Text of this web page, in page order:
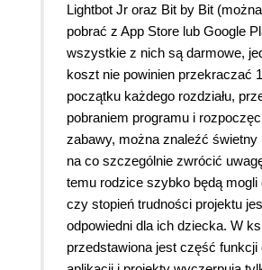
Lightbot Jr oraz Bit by Bit
pobrać z App Store lub Google
wszystkie z nich są darmowe,
koszt nie powinien przekraczać
początku każdego rozdziału,
pobraniem programu i
zabawy, można znaleźć świetny
na co szczególnie zwrócić
temu rodzice szybko będą mogli
czy stopień trudności projektu
odpowiedni dla ich dziecka. W
przedstawiona jest część funkcji